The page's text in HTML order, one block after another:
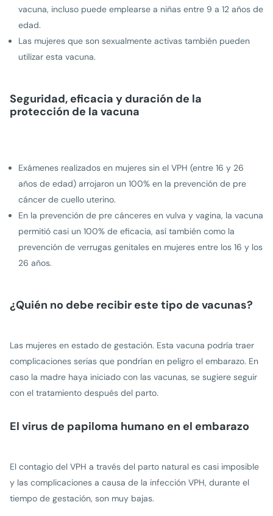
vacuna, incluso puede emplearse a niñas entre 9 a 12 años de
edad.
Las mujeres que son sexual­mente activas también pueden
utilizar esta vacuna.
Seguridad, eficacia y duración de la
protección de la vacuna
Exámenes realizados en mujeres sin el VPH (entre 16 y 26
años de edad) arrojaron un 100% en la prevención de pre
cáncer de cuello uterino.
En la preven­ción de pre cánceres en vulva y vagina, la vacuna
permitió casi un 100% de eficacia, así también como la
prevención de verrugas genitales en mujeres entre los 16 y los
26 años.
¿Quién no debe recibir este tipo de vacunas?
Las mujeres en estado de gestación. Esta vacuna podría traer
complicaciones serias que pondrían en peligro el embarazo. En
caso la madre haya iniciado con las vacunas, se sugiere seguir
con el tratamiento después del parto.
El virus de papiloma humano en el embarazo
El contagio del VPH a través del parto natural es casi imposible
y las complicaciones a causa de la infección VPH, durante el
tiempo de gestación, son muy bajas.